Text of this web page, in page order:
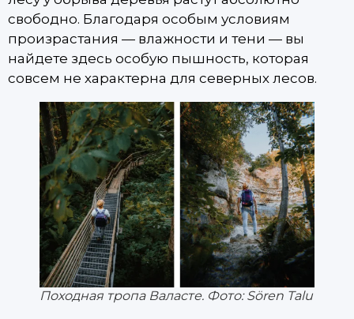
свободно. Благодаря особым условиям
произрастания — влажности и тени — вы
найдете здесь особую пышность, которая
совсем не характерна для северных лесов.
Походная тропа Валасте. Фото: Sören Talu